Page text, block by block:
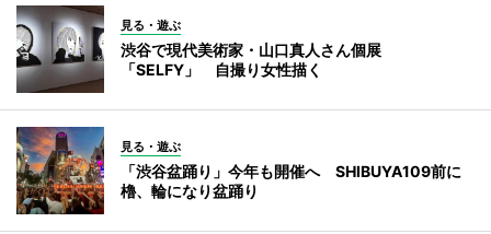
見る・遊ぶ
渋谷で現代美術家・山口真人さん個展
「SELFY」 自撮り女性描く
見る・遊ぶ
「渋谷盆踊り」今年も開催へ SHIBUYA109前に
櫓、輪になり盆踊り